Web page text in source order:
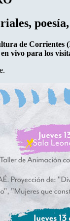
de
vivo para los